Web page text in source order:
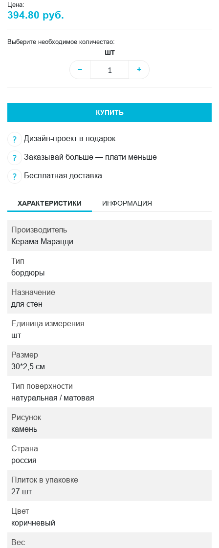
Цена:
394.80 руб.
Выберите необходимое количество:
шт
−
+
КУПИТЬ
Дизайн-проект в подарок
Заказывай больше — плати меньше
Бесплатная доставка
ХАРАКТЕРИСТИКИ ИНФОРМАЦИЯ
Производитель
Керама Марацци
Тип
бордюры
Назначение
для стен
Единица измерения
шт
Размер
30*2,5 см
Тип поверхности
натуральная / матовая
Рисунок
камень
Страна
россия
Плиток в упаковке
27 шт
Цвет
коричневый
Вес